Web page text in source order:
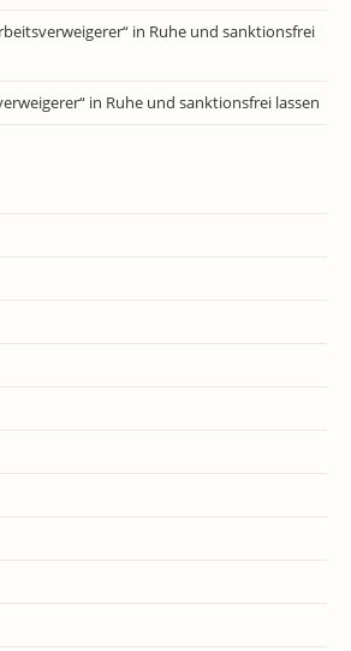
in Ruhe und sanktionsfrei
in Ruhe und sanktionsfrei lassen